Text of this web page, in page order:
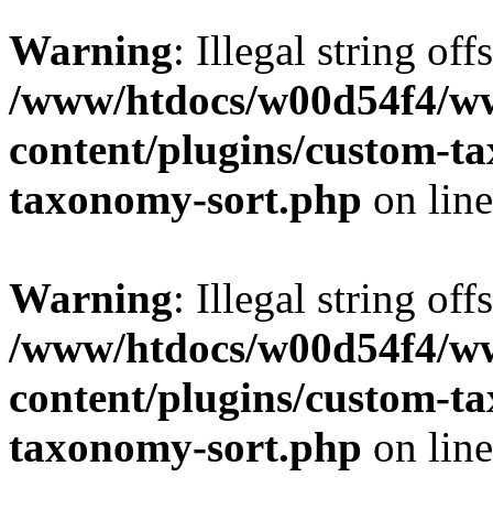
Warning: Illegal string
/www/htdocs/w00d54f4/
content/plugins/custom-
taxonomy-sort.php on
Warning: Illegal string
/www/htdocs/w00d54f4/
content/plugins/custom-
taxonomy-sort.php on